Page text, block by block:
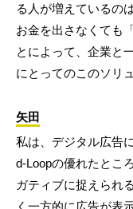
る人が増えているの
お金を出さなくても
とによって、企業と
にとってのこのソリ
矢田
私は、デジタル広告
d-Loopの優れたとこ
ガティブに捉えられ
く一方的に広告が表